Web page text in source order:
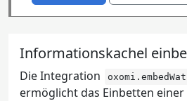
Informationskachel
Die Integration
ermöglicht das Einbetten